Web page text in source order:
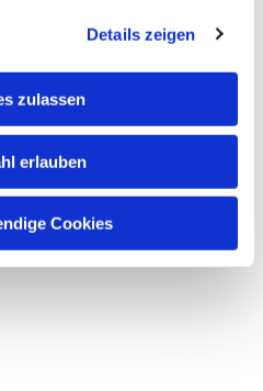
Details zeigen
zulassen
erlauben
Cookies
Sie auch